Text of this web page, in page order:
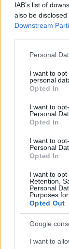
IAB’s list of
also be
Downstream
Please note that
not limited to
grant or deny
use your data
consent section.
Personal
I want to
personal
Opted In
I want to
Personal
Opted In
I want to
Personal
Opted In
I want to
Retention,
Personal
Purposes
Opted Out
Google
I want to